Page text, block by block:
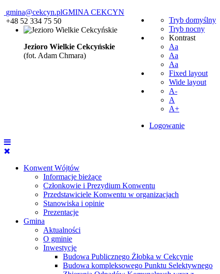
gmina@cekcyn.pl
+48 52 334 75 50
Tryb domyślny
Tryb nocny
Kontrast
Aa
Aa
Aa
Fixed layout
Wide layout
A-
A
A+
Logowanie
GMINA CEKCYN
Konwent Wójtów
Informacje bieżące
Członkowie i Prezydium Konwentu
Przedstawiciele Konwentu w organizacjach
Stanowiska i opinie
Prezentacje
Gmina
Aktualności
O gminie
Inwestycje
Budowa Publicznego Żłobka w Cekcynie
Budowa kompleksowego Punktu Selektywnego
Jezioro Wielkie Cekcyńskie
(fot. Adam Chmara)